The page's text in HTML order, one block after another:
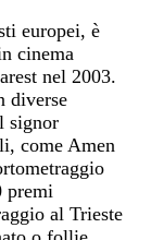
europei, è
cinema
nel 2003.
diverse
signor
come Amen
premi
al Trieste